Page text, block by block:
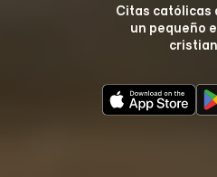
Citas católicas
un pequeño